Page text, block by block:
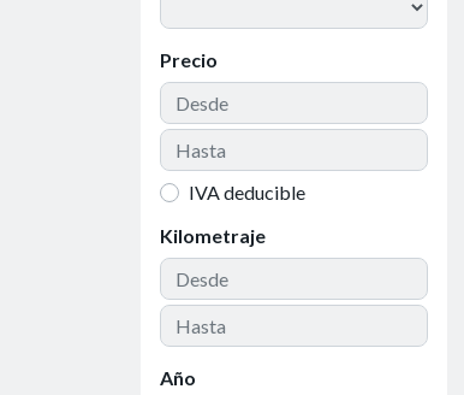
Precio
IVA deducible
Kilometraje
Año